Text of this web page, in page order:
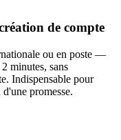
de compte
ou en poste —
minutes, sans
Indispensable pour
promesse.